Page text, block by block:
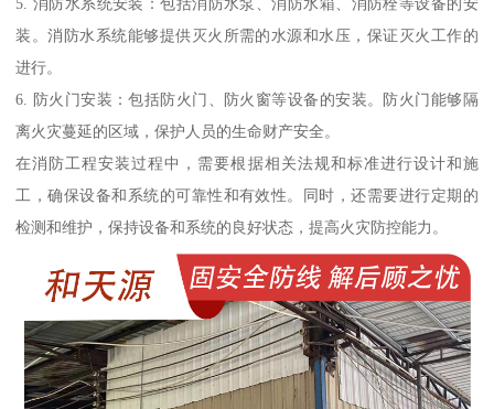
5. 消防水系统安装：包括消防水泵、消防水箱、消防栓等设备的安
装。消防水系统能够提供灭火所需的水源和水压，保证灭火工作的
进行。
6. 防火门安装：包括防火门、防火窗等设备的安装。防火门能够隔
离火灾蔓延的区域，保护人员的生命财产安全。
在消防工程安装过程中，需要根据相关法规和标准进行设计和施
工，确保设备和系统的可靠性和有效性。同时，还需要进行定期的
检测和维护，保持设备和系统的良好状态，提高火灾防控能力。